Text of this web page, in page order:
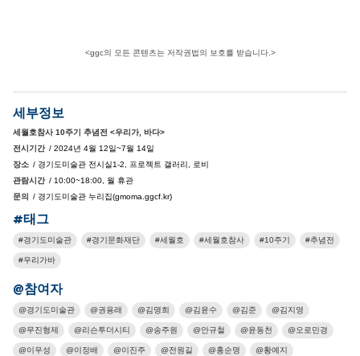
<ggc의 모든 콘텐츠는 저작권법의 보호를 받습니다.>
세부정보
세월호참사 10주기 추념전 <우리가, 바다>
전시기간 / 2024년 4월 12일~7월 14일
장소 / 경기도미술관 전시실1-2, 프로젝트 갤러리, 로비
관람시간 / 10:00~18:00, 월 휴관
문의
/ 경기도미술관 누리집(gmoma.ggcf.kr)
#태그
경기도미술관 경기문화재단 세월호 세월호참사 10주기 추념전
우리가바
@참여자
경기도미술관 권용래 김명희 김윤수 김준 김지영
무진형제 리슨투더시티 송주원 안규철 윤동천 오로민경
이우성 이정배 이진주 전원길 홍순명 황예지